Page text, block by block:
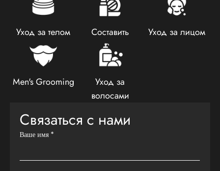
Уход за телом Составить Уход за лицом
Men's Grooming
Уход за
волосами
Связаться с нами
Ваше имя *